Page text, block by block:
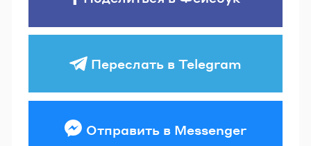
Переслать в Telegram
Отправить в Messenger